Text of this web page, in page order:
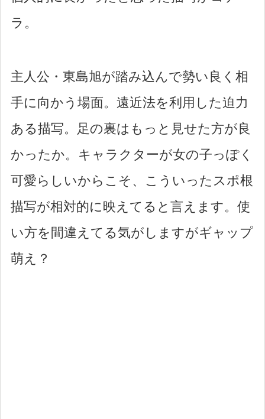
ラ。
主人公・東島旭が踏み込んで勢い良く相
手に向かう場面。遠近法を利用した迫力
ある描写。足の裏はもっと見せた方が良
かったか。キャラクターが女の子っぽく
可愛らしいからこそ、こういったスポ根
描写が相対的に映えてると言えます。使
い方を間違えてる気がしますがギャップ
萌え？